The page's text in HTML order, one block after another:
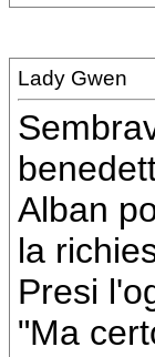
Lady Gwen
Alban
la
Presi
"Ma